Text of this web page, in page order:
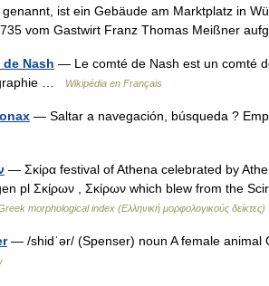
genannt, ist ein Gebäude am Marktplatz in
vom Gastwirt Franz Thomas Meißner
de Nash — Le comté de Nash est un comté
…
Wikipédia en Français
— Saltar a navegación, búsqueda ?
— Σκίρα festival of Athena celebrated by
pl Σκί̱ρων , Σκίρων which blew from the
morphological index (Ελληνική μορφολογικούς δείκτες)
— /shidˈər/ (Spenser) noun A female